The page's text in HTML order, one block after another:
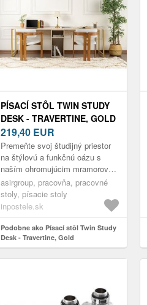
PÍSACÍ STÔL TWIN STUDY
DESK - TRAVERTINE, GOLD
219,40 EUR
Premeňte svoj študijný priestor
na štýlovú a funkčnú oázu s
naším ohromujúcim mramorovým
študijným stolom. Tento stôl nie
je len kus nábytku, ale a...
asirgroup, pracovňa, pracovné
stoly, písacie stoly
inpostele.sk
Podobne ako Písací stôl Twin Study
Desk - Travertine, Gold